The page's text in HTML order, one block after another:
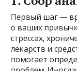
Первый шаг —
о ваших
стрессах,
лекарств и
помогает